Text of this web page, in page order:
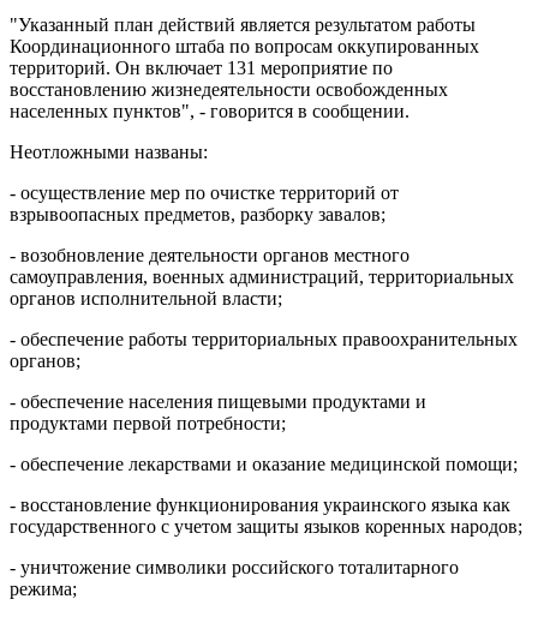
"Указанный план действий является результатом работы
Координационного штаба по вопросам оккупированных
территорий. Он включает 131 мероприятие по
восстановлению жизнедеятельности освобожденных
населенных пунктов", - говорится в сообщении.
Неотложными названы:
- осуществление мер по очистке территорий от
взрывоопасных предметов, разборку завалов;
- возобновление деятельности органов местного
самоуправления, военных администраций, территориальных
органов исполнительной власти;
- обеспечение работы территориальных правоохранительных
органов;
- обеспечение населения пищевыми продуктами и
продуктами первой потребности;
- обеспечение лекарствами и оказание медицинской помощи;
- восстановление функционирования украинского языка как
государственного с учетом защиты языков коренных народов;
- уничтожение символики российского тоталитарного
режима;